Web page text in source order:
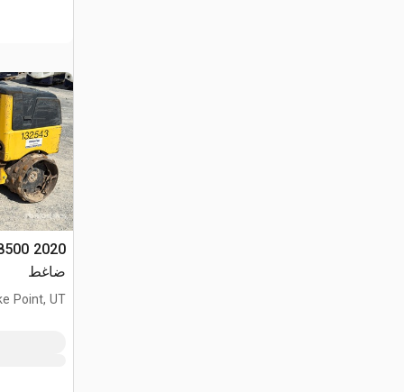
8500
ضاغط
Point, UT